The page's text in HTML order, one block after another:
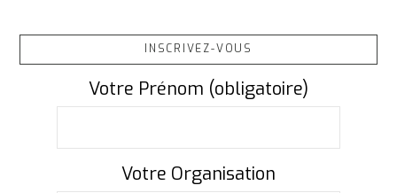
INSCRIVEZ-VOUS
Votre Prénom (obligatoire)
Votre Organisation